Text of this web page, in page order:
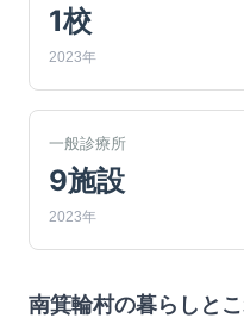
1校
2023年
一般診療所
9施設
2023年
南箕輪村の暮らしと